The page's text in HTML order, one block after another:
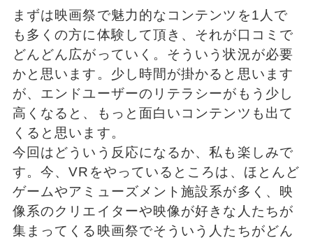
まずは映画祭で魅力的なコンテンツを1人で
も多くの方に体験して頂き、それが口コミで
どんどん広がっていく。そういう状況が必要
かと思います。少し時間が掛かると思います
が、エンドユーザーのリテラシーがもう少し
高くなると、もっと面白いコンテンツも出て
くると思います。
今回はどういう反応になるか、私も楽しみで
す。今、VRをやっているところは、ほとんど
ゲームやアミューズメント施設系が多く、映
像系のクリエイターや映像が好きな人たちが
集まってくる映画祭でそういう人たちがどん